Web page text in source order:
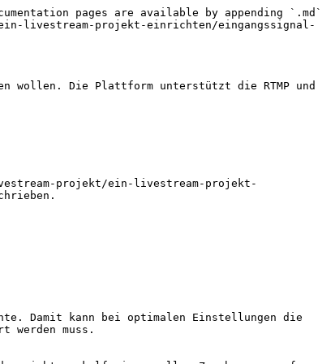
pages are available by appending `.md`
livestream-projekt-einrichten/eingangssignal-
wollen. Die Plattform unterstützt die RTMP und
projekt/ein-livestream-projekt-
Damit kann bei optimalen Einstellungen die
werden muss.